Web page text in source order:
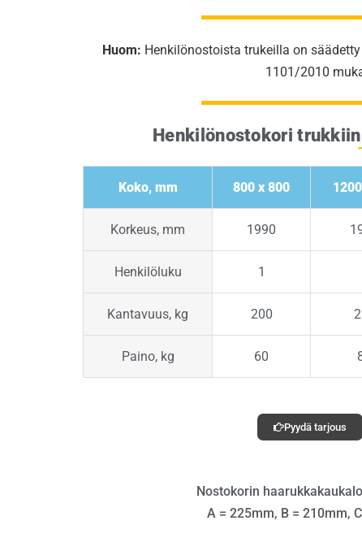
Huom: Henkilönostoista trukeilla on
1101/2010
Henkilönostokori trukkiin
Koko, mm 800 x 800
Korkeus, mm 1990
Henkilöluku 1
Kantavuus, kg 200
Paino, kg 60
Pyydä tarjous
Nostokorin
A = 225mm, B = 210mm,